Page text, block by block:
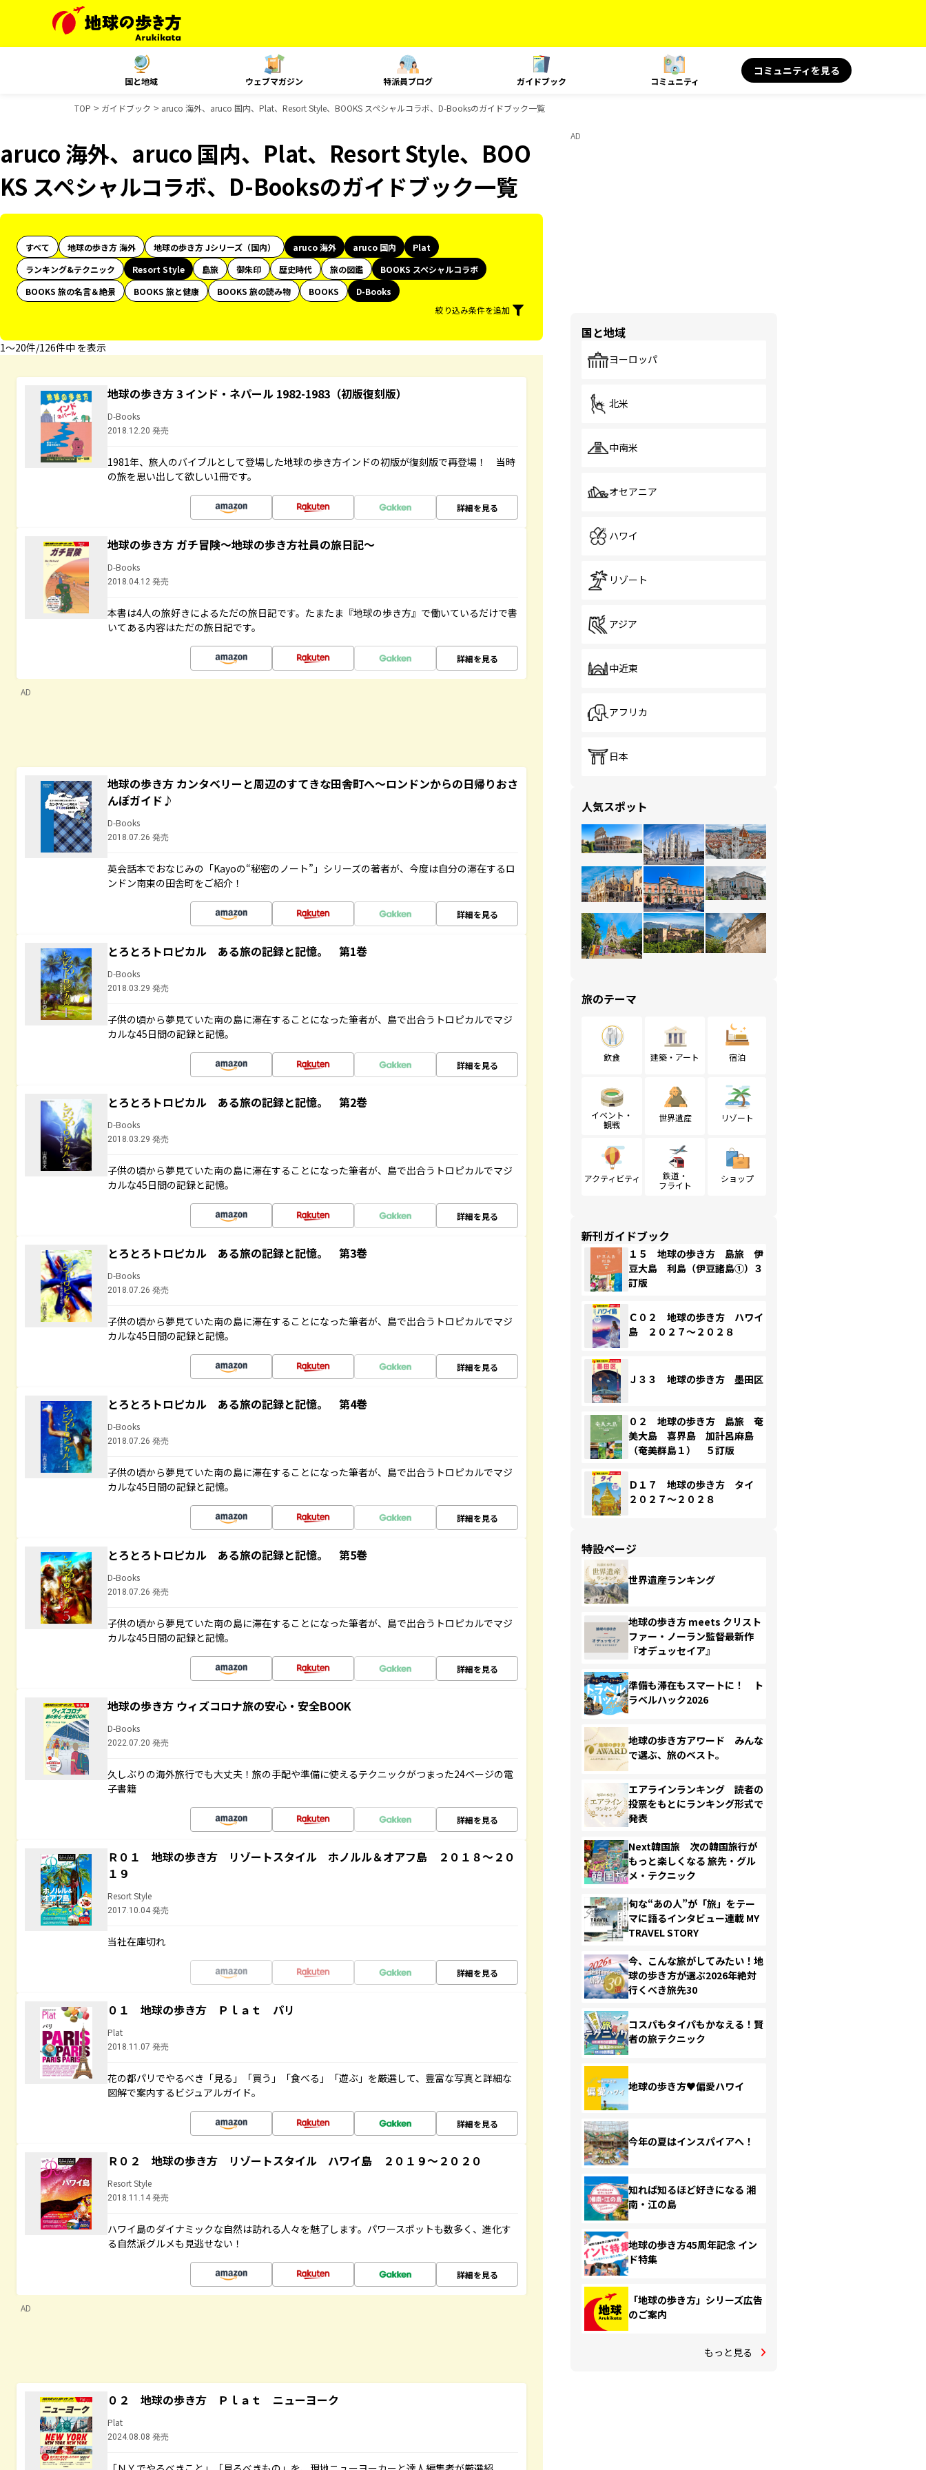
国と地域 ウェブマガジン 特派員ブログ ガイドブック コミュニティ
コミュニティを見る
TOP ガイドブック aruco 海外、aruco 国内、Plat、Resort Style、BOOKS スペシャルコラボ、D-Booksのガイドブック一覧
aruco 海外、aruco 国内、Plat、Resort Style、BOO
KS スペシャルコラボ、D-Booksのガイドブック一覧
すべて 地球の歩き方 海外 地球の歩き方 Jシリーズ（国内） aruco 海外 aruco 国内
Plat
ランキング&テクニック
Resort Style 島旅 御朱印 歴史時代 旅の図鑑
BOOKS スペシャルコラボ
BOOKS 旅の名言＆絶景
BOOKS 旅と健康 BOOKS 旅の読み物 BOOKS
D-Books
絞り込み条件を追加
1〜20件/126件中 を表示
地球の歩き方 3 インド・ネパール 1982-1983（初版復刻版）
D-Books
2018.12.20 発売
1981年、旅人のバイブルとして登場した地球の歩き方インドの初版が復刻版で再登場！ 当時
の旅を思い出して欲しい1冊です。
詳細を見る
地球の歩き方 ガチ冒険～地球の歩き方社員の旅日記～
D-Books
2018.04.12 発売
本書は4人の旅好きによるただの旅日記です。たまたま『地球の歩き方』で働いているだけで書
いてある内容はただの旅日記です。
詳細を見る
AD
地球の歩き方 カンタベリーと周辺のすてきな田舎町へ～ロンドンからの日帰りおさ
んぽガイド♪
D-Books
2018.07.26 発売
英会話本でおなじみの「Kayoの“秘密のノート”」シリーズの著者が、今度は自分の滞在するロ
ンドン南東の田舎町をご紹介！
詳細を見る
とろとろトロピカル ある旅の記録と記憶。 第1巻
D-Books
2018.03.29 発売
子供の頃から夢見ていた南の島に滞在することになった筆者が、島で出合うトロピカルでマジ
カルな45日間の記録と記憶。
詳細を見る
とろとろトロピカル ある旅の記録と記憶。 第2巻
D-Books
2018.03.29 発売
子供の頃から夢見ていた南の島に滞在することになった筆者が、島で出合うトロピカルでマジ
カルな45日間の記録と記憶。
詳細を見る
とろとろトロピカル ある旅の記録と記憶。 第3巻
D-Books
2018.07.26 発売
子供の頃から夢見ていた南の島に滞在することになった筆者が、島で出合うトロピカルでマジ
カルな45日間の記録と記憶。
詳細を見る
とろとろトロピカル ある旅の記録と記憶。 第4巻
D-Books
2018.07.26 発売
子供の頃から夢見ていた南の島に滞在することになった筆者が、島で出合うトロピカルでマジ
カルな45日間の記録と記憶。
詳細を見る
とろとろトロピカル ある旅の記録と記憶。 第5巻
D-Books
2018.07.26 発売
子供の頃から夢見ていた南の島に滞在することになった筆者が、島で出合うトロピカルでマジ
カルな45日間の記録と記憶。
詳細を見る
地球の歩き方 ウィズコロナ旅の安心・安全BOOK
D-Books
2022.07.20 発売
久しぶりの海外旅行でも大丈夫！旅の手配や準備に使えるテクニックがつまった24ページの電
子書籍
詳細を見る
Ｒ０１ 地球の歩き方 リゾートスタイル ホノルル＆オアフ島 ２０１８～２０
１９
Resort Style
2017.10.04 発売
当社在庫切れ
詳細を見る
０１ 地球の歩き方 Ｐｌａｔ パリ
Plat
2018.11.07 発売
花の都パリでやるべき「見る」「買う」「食べる」「遊ぶ」を厳選して、豊富な写真と詳細な
図解で案内するビジュアルガイド。
詳細を見る
Ｒ０２ 地球の歩き方 リゾートスタイル ハワイ島 ２０１９～２０２０
Resort Style
2018.11.14 発売
ハワイ島のダイナミックな自然は訪れる人々を魅了します。パワースポットも数多く、進化す
る自然派グルメも見逃せない！
詳細を見る
AD
０２ 地球の歩き方 Ｐｌａｔ ニューヨーク
Plat
2024.08.08 発売
AD
国と地域
ヨーロッパ
北米
中南米
オセアニア
ハワイ
リゾート
アジア
中近東
アフリカ
日本
人気スポット
旅のテーマ
飲食 建築・アート 宿泊
イベント・
観戦
世界遺産 リゾート
アクティビティ
鉄道・
フライト
ショップ
新刊ガイドブック
１５ 地球の歩き方 島旅 伊
豆大島 利島（伊豆諸島①）３
訂版
Ｃ０２ 地球の歩き方 ハワイ
島 ２０２７～２０２８
Ｊ３３ 地球の歩き方 墨田区
０２ 地球の歩き方 島旅 奄
美大島 喜界島 加計呂麻島
（奄美群島１） ５訂版
Ｄ１７ 地球の歩き方 タイ
２０２７～２０２８
特設ページ
世界遺産ランキング
地球の歩き方 meets クリスト
ファー・ノーラン監督最新作
『オデュッセイア』
準備も滞在もスマートに！ ト
ラベルハック2026
地球の歩き方アワード みんな
で選ぶ、旅のベスト。
エアラインランキング 読者の
投票をもとにランキング形式で
発表
Next韓国旅 次の韓国旅行が
もっと楽しくなる 旅先・グル
メ・テクニック
旬な“あの人”が「旅」をテー
マに語るインタビュー連載 MY
TRAVEL STORY
今、こんな旅がしてみたい！地
球の歩き方が選ぶ2026年絶対
行くべき旅先30
コスパもタイパもかなえる！賢
者の旅テクニック
地球の歩き方♥偏愛ハワイ
今年の夏はインスパイアへ！
知れば知るほど好きになる 湘
南・江の島
地球の歩き方45周年記念 イン
ド特集
「地球の歩き方」シリーズ広告
のご案内
もっと見る